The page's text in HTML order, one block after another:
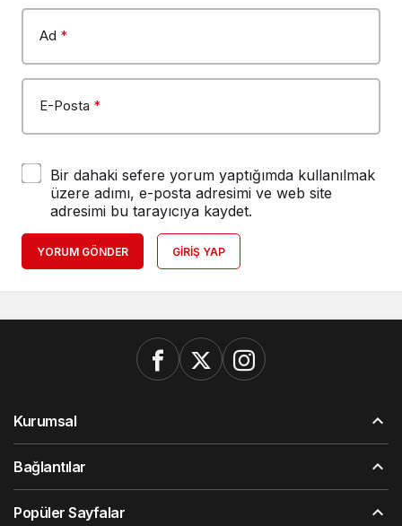
Ad *
E-Posta *
Bir dahaki sefere yorum yaptığımda kullanılmak
üzere adımı, e-posta adresimi ve web site
adresimi bu tarayıcıya kaydet.
YORUM GÖNDER GIRIŞ YAP
Kurumsal
Bağlantılar
Popüler Sayfalar